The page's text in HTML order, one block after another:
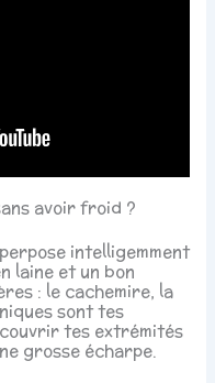
avoir froid ?
intelligemment
laine et un bon
: le cachemire, la
sont tes
couvrir tes extrémités
grosse écharpe.